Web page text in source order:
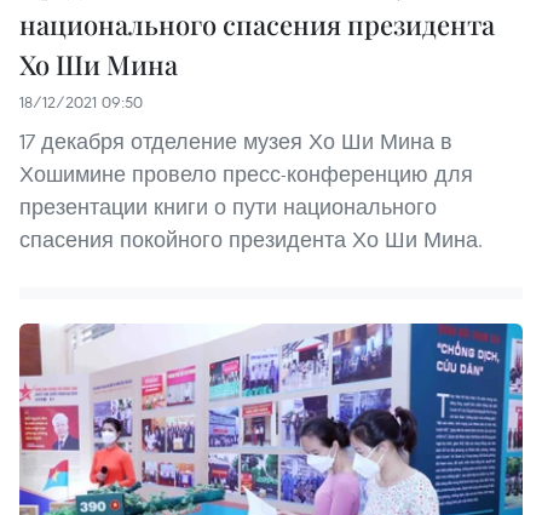
национального спасения президента
Хо Ши Мина
18/12/2021 09:50
17 декабря отделение музея Хо Ши Мина в
Хошимине провело пресс-конференцию для
презентации книги о пути национального
спасения покойного президента Хо Ши Мина.